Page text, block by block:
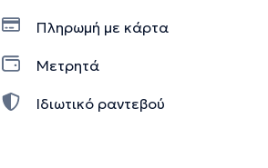
Πληρωμή με κάρτα
Μετρητά
Ιδιωτικό ραντεβού